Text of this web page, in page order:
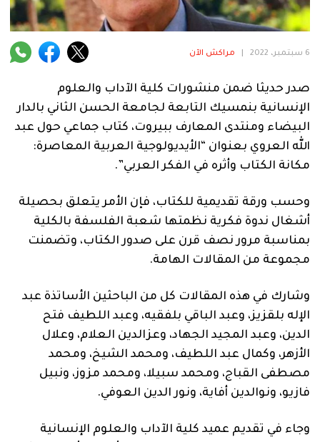
فنية
6 سبتمبر، 2022 مراكش الآن
صدر حديثا ضمن منشورات كلية الآداب والعلوم
الإنسانية بنمسيك التابعة لجامعة الحسن الثاني بالدار
البيضاء ومنتدى المعارف ببيروت، كتاب جماعي حول عبد
الله العروي بعنوان “الأيديولوجية العربية المعاصرة:
مكانة الكتاب وأثره في الفكر العربي”.
وحسب ورقة تقديمية للكتاب، فإن الأمر يتعلق بحصيلة
أشغال ندوة فكرية نظمتها شعبة الفلسفة بالكلية
بمناسبة مرور نصف قرن على صدور الكتاب، وتضمنت
مجموعة من المقالات الهامة.
وشارك في هذه المقالات كل من الباحثين الأساتذة عبد
الإله بلقزيز، وعبد الباقي بلفقيه، وعبد اللطيف فتح
الدين، وعبد المجيد الجهاد، وعزالدين العلام، وعلال
الأزهر، وكمال عبد اللطيف، ومحمد الشيخ، ومحمد
مصطفى القباج، ومحمد سبيلا، ومحمد مزوز، ونبيل
فازيو، ونوالدين أفاية، ونور الدين العوفي.
وجاء في تقديم عميد كلية الآداب والعلوم الإنسانية